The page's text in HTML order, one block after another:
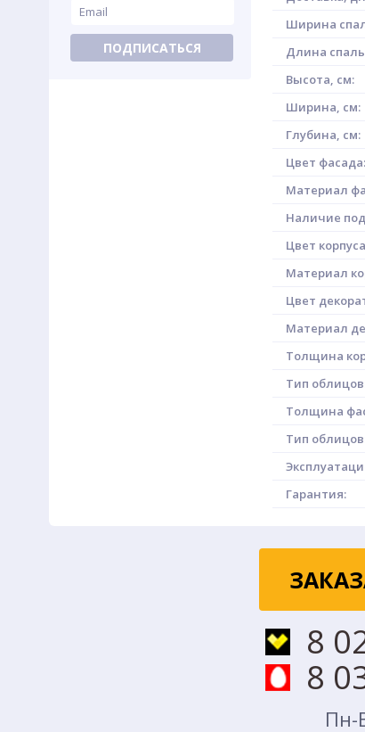
ПОДПИСАТЬСЯ
Ширина
Длина
Высота, см:
Ширина, см:
Глубина, см:
Цвет фасада:
Материал
Наличие
Цвет
Материал
Цвет
Материал
Толщина
Тип
Толщина
Тип
Гарантия:
8
8
Пн-